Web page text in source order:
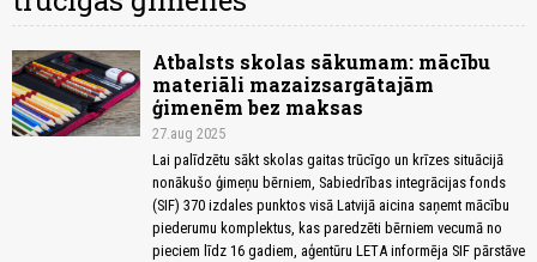
Atbalsts skolas sākumam: mācību
materiāli mazaizsargātajām
ģimenēm bez maksas
27.aug 2025
Lai palīdzētu sākt skolas gaitas trūcīgo un krīzes situācijā
nonākušo ģimeņu bērniem, Sabiedrības integrācijas fonds
(SIF) 370 izdales punktos visā Latvijā aicina saņemt mācību
piederumu komplektus, kas paredzēti bērniem vecumā no
pieciem līdz 16 gadiem, aģentūru LETA informēja SIF pārstāve